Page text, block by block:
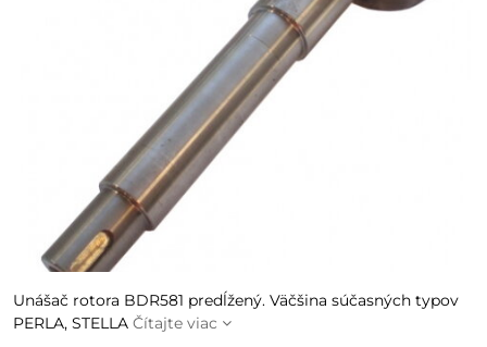
Unášač rotora BDR581 predĺžený. Väčšina súčasných typov
PERLA, STELLA Čítajte viac